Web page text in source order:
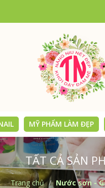
MỸ PHẨM LÀM ĐẸP
TẤT CẢ SẢN
Trang chủ Nước sơn -